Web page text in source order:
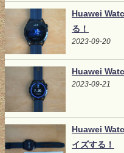
Huawei
る！
2023-09-20
Huawei
2023-09-21
Huawei
イズする！